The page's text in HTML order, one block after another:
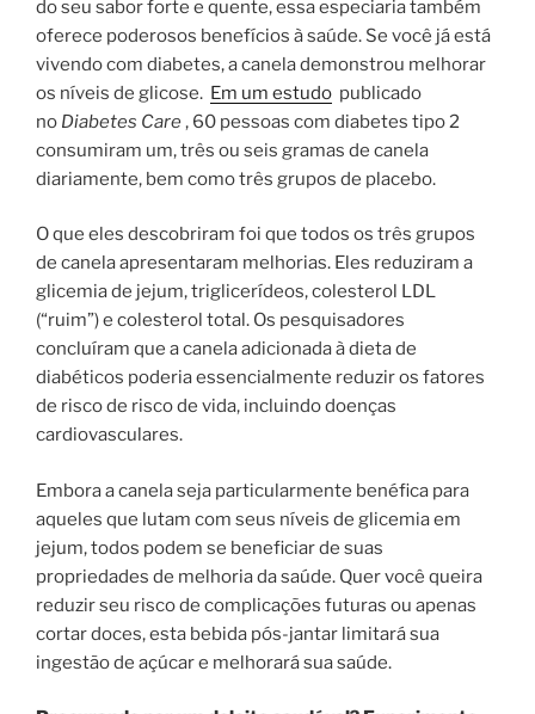
do seu sabor forte e quente, essa especiaria também
oferece poderosos benefícios à saúde. Se você já está
vivendo com diabetes, a canela demonstrou melhorar
os níveis de glicose. Em um estudo publicado
no Diabetes Care, 60 pessoas com diabetes tipo 2
consumiram um, três ou seis gramas de canela
diariamente, bem como três grupos de placebo.
O que eles descobriram foi que todos os três grupos
de canela apresentaram melhorias. Eles reduziram a
glicemia de jejum, triglicerídeos, colesterol LDL
(“ruim”) e colesterol total. Os pesquisadores
concluíram que a canela adicionada à dieta de
diabéticos poderia essencialmente reduzir os fatores
de risco de risco de vida, incluindo doenças
cardiovasculares.
Embora a canela seja particularmente benéfica para
aqueles que lutam com seus níveis de glicemia em
jejum, todos podem se beneficiar de suas
propriedades de melhoria da saúde. Quer você queira
reduzir seu risco de complicações futuras ou apenas
cortar doces, esta bebida pós-jantar limitará sua
ingestão de açúcar e melhorará sua saúde.